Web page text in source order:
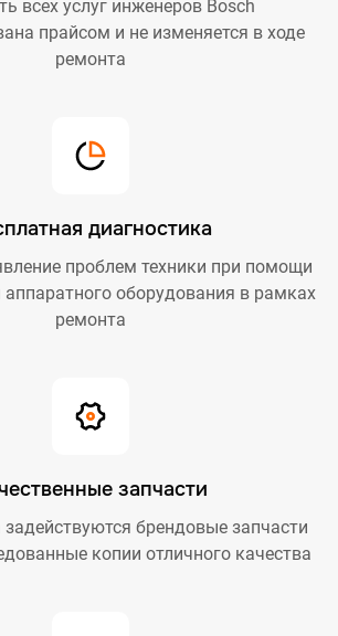
всех услуг инженеров Bosch
прайсом и не изменяется в ходе
ремонта
диагностика
проблем техники при помощи
оборудования в рамках
ремонта
запчасти
брендовые запчасти
копии отличного качества